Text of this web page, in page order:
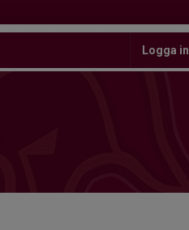
Logga in